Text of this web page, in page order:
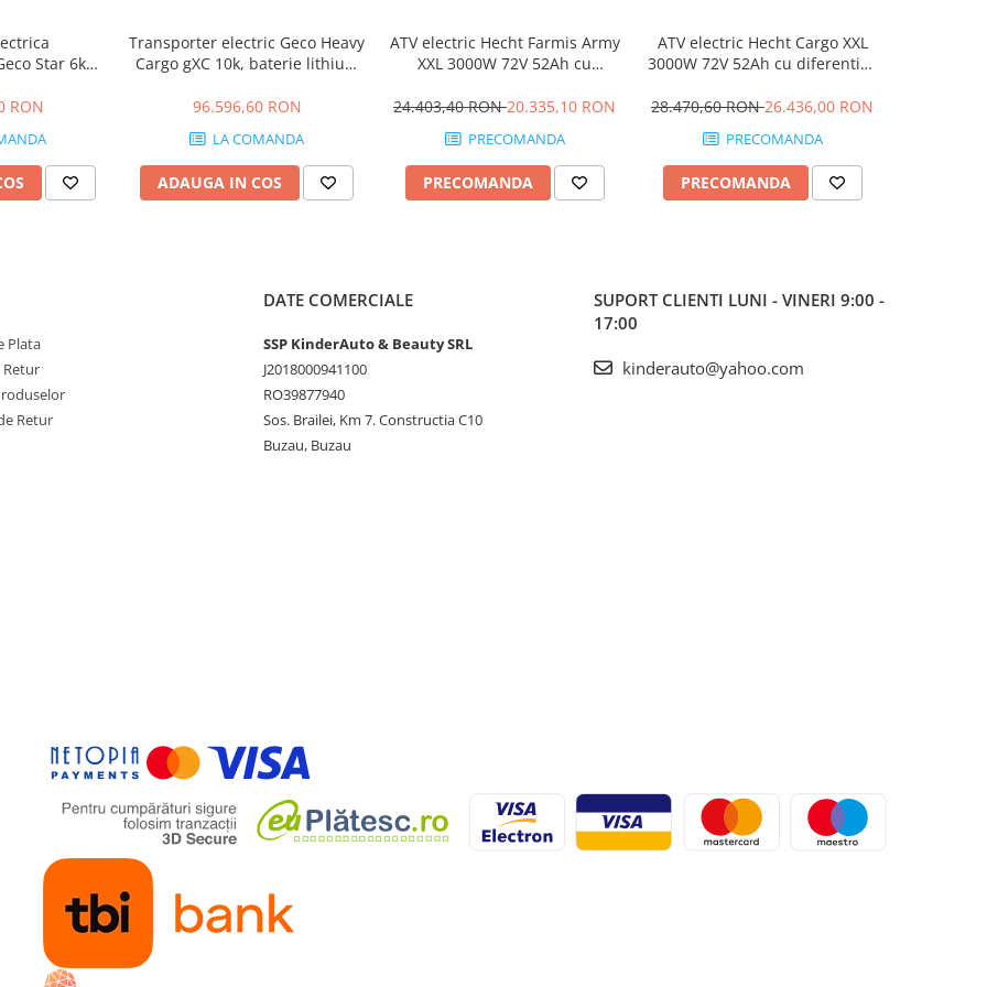
Kg
sonora);
Star 6kW,
LifePo4
RON
Transporter electric Geco Heavy
Cargo gXC 10k, baterie lithium
96.596,60 RON
LA COMANDA
ADAUGA IN COS
ATV electric Hecht Farmis Army
XXL 3000W 72V 52Ah cu
24.403,40 RON20.335,10 RON
PRECOMANDA
PRECOMANDA
ATV electric Hecht Cargo XXL
3000W 72V 52Ah cu diferential,
28.470,60 RON26.436,00 RON
PRECOMANDA
PRECOMANDA
Plata
Retur
Retur
DATE COMERCIALE
SSP KinderAuto & Beauty SRL
J2018000941100
RO39877940
Sos. Brailei, Km 7. Constructia C10
Buzau, Buzau
SUPORT CLIENTI LUNI - VINERI 9:00 -
17:00
kinderauto@yahoo.com